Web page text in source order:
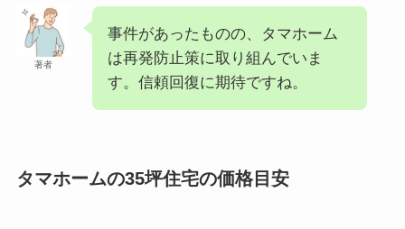
著者
事件があったものの、タマホーム
は再発防止策に取り組んでいま
す。信頼回復に期待ですね。
タマホームの35坪住宅の価格目安